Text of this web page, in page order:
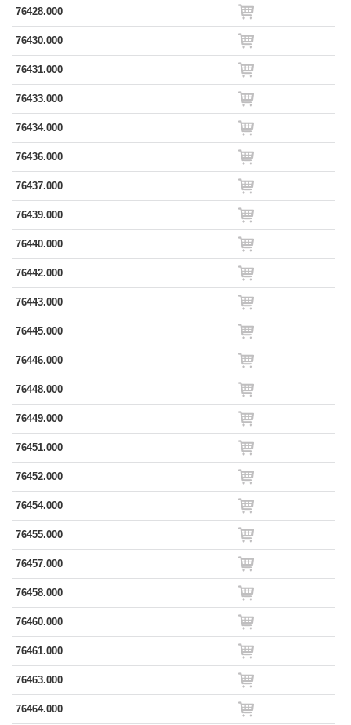
76428.000
76430.000
76431.000
76433.000
76434.000
76436.000
76437.000
76439.000
76440.000
76442.000
76443.000
76445.000
76446.000
76448.000
76449.000
76451.000
76452.000
76454.000
76455.000
76457.000
76458.000
76460.000
76461.000
76463.000
76464.000